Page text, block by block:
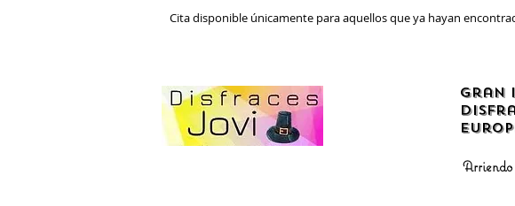
Cita disponible únicamente para aquellos que ya hayan
gran
Arriendo